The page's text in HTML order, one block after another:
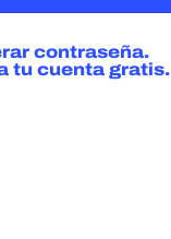
contraseña.
tu cuenta gratis.